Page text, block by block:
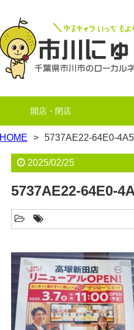
開店・閉店
HOME 5737AE22-64E0-
2025/02/25
5737AE22-64E0-